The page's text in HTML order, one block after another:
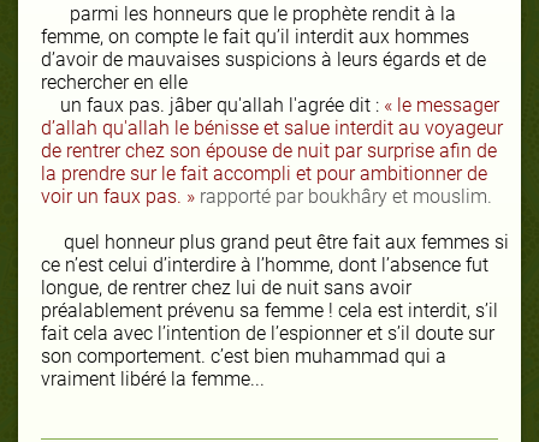
parmi les honneurs que le prophète rendit à la
femme, on compte le fait qu’il interdit aux hommes
d’avoir de mauvaises suspicions à leurs égards et de
rechercher en elle
un faux pas. jâberqu'allah l'agrée dit : « le messager
d’allah qu'allah le bénisse et salue interdit au voyageur
de rentrer chez son épouse de nuit par surprise afin de
la prendre sur le fait accompli et pour ambitionner de
voir un faux pas. » rapporté par boukhâry et mouslim.
quel honneur plus grand peut être fait aux femmes si
ce n’est celui d’interdire à l’homme, dont l’absence fut
longue, de rentrer chez lui de nuit sans avoir
préalablement prévenu sa femme ! cela est interdit, s’il
fait cela avec l’intention de l’espionner et s’il doute sur
son comportement. c’est bien muhammad qui a
vraiment libéré la femme...